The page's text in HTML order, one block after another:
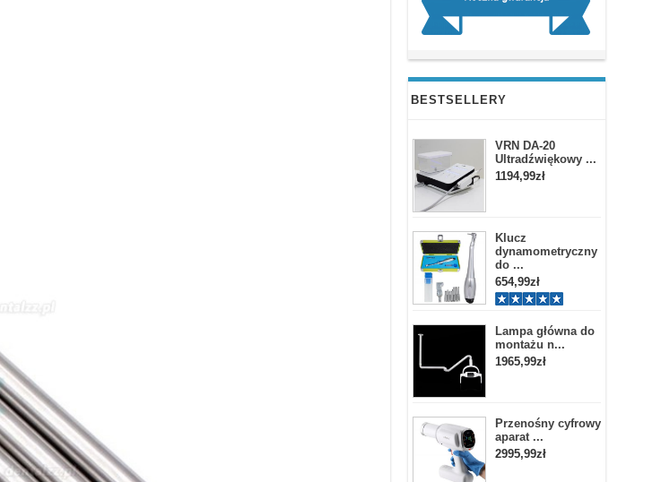
BESTSELLERY
VRN DA-20
Ultradźwiękowy ...
1194,99zł
Klucz
dynamometryczny
do ...
654,99zł
Lampa główna do
montażu n...
1965,99zł
Przenośny cyfrowy
aparat ...
2995,99zł